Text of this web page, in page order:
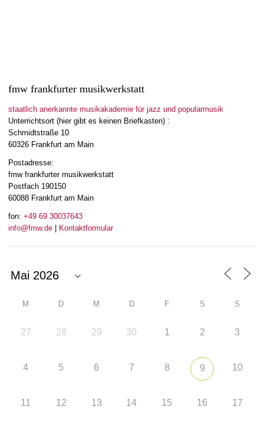
fmw frankfurter musikwerkstatt
staatlich anerkannte musikakademie für jazz und popularmusik
Unterrichtsort (hier gibt es keinen Briefkasten) :
Schmidtstraße 10
60326 Frankfurt am Main
Postadresse:
fmw frankfurter musikwerkstatt
Postfach 190150
60088 Frankfurt am Main
fon: +49 69 30037643
info@fmw.de
Kontaktformular
M D M D F S S
27 28 29 30 1 2 3
4 5 6 7 8 9 10
11 12 13 14 15 16 17